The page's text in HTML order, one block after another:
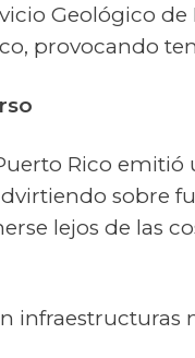
Geológico de
provocando
Rico
sobre
lejos de las